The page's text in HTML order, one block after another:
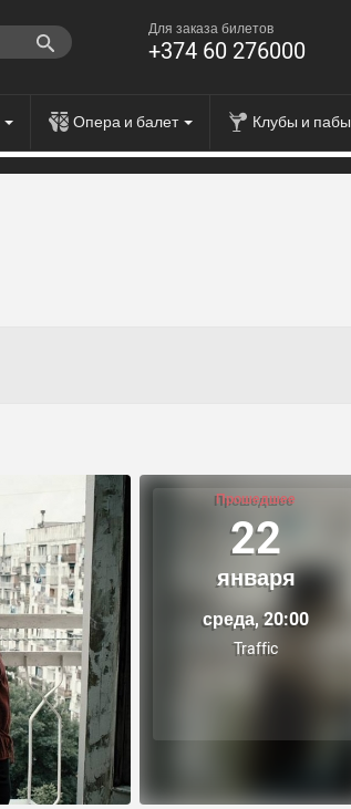
Для заказа билетов
+374 60 276000
Опера и балет Клубы и пабы
Прошедшее
22
января
среда, 20:00
Traffic